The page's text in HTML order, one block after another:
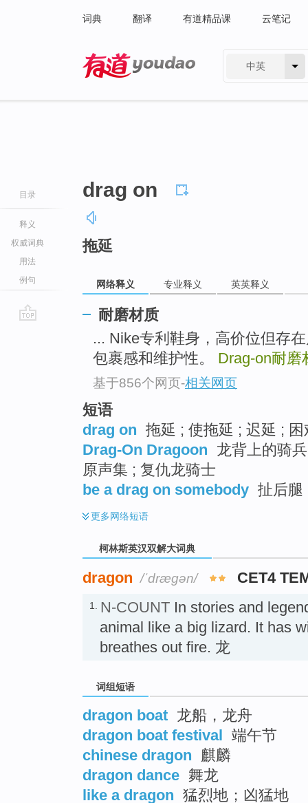
词典 翻译 有道精品课 云笔记
中英
目录
释义
权威词典
用法
例句
drag on
拖延
网络释义 专业释义 英英释义
耐磨材质
... Nike专利鞋身，高价位但存
包裹感和维护性。 Drag-on耐磨
基于856个网页-相关网页
短语
drag on 拖延 ; 使拖延 ; 迟延 ;
Drag-On Dragoon 龙背上的骑
原声集 ; 复仇龙骑士
be a drag on somebody 扯后腿
更多网络短语
柯林斯英汉双解大词典
dragon /ˈdræɡən/ CET4
1. N-COUNT In stories and
animal like a big lizard. It has
breathes out fire. 龙
词组短语
dragon boat 龙船，龙舟
dragon boat festival
端午节
chinese dragon
麒麟
dragon dance 舞龙
like a dragon 猛烈地；凶猛地